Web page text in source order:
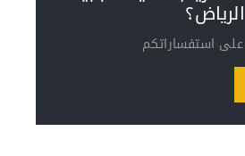
استفساراتكم